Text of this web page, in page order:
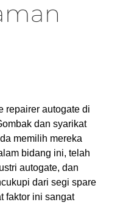
repairer autogate di
dan syarikat
memilih mereka
bidang ini, telah
autogate, dan
dari segi spare
faktor ini sangat